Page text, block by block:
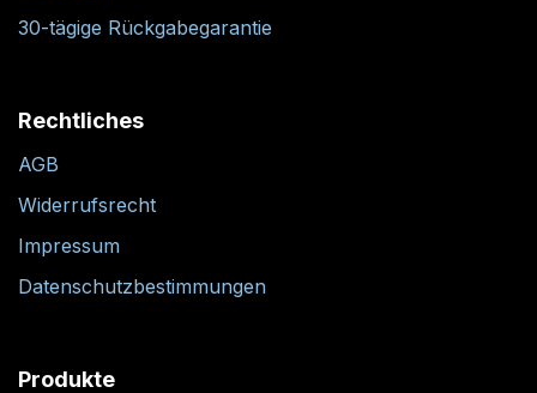
30-tägige Rückgabegarantie
Rechtliches
AGB
Widerrufsrecht
Impressum
Datenschutzbestimmungen
Produkte